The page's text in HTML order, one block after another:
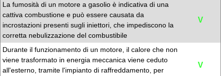
La fumosità di un motore a gasolio è indicativa di una
cattiva combustione e può essere causata da
incrostazioni presenti sugli iniettori, che impediscono la
corretta nebulizzazione del combustibile
V
Durante il funzionamento di un motore, il calore che non
viene trasformato in energia meccanica viene ceduto
all'esterno, tramite l'impianto di raffreddamento, per
V